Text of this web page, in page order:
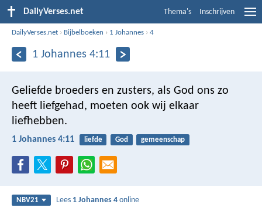
DailyVerses.net Thema's Inschrijven
DailyVerses.net › Bijbelboeken › 1 Johannes ›4
1 Johannes 4:11
Geliefde broeders en zusters, als God ons zo
heeft liefgehad, moeten ook wij elkaar
liefhebben.
1 Johannes 4:11 liefde God gemeenschap
NBV21 Lees 1 Johannes 4 online